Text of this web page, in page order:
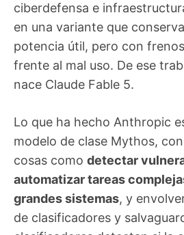
ciberdefensa e
en una variante que
potencia útil, pero con
frente al mal uso. De ese
nace Claude Fable 5.
Lo que ha hecho Anthropic
modelo de clase Mythos,
cosas como detectar
automatizar tareas
grandes sistemas, y
de clasificadores y